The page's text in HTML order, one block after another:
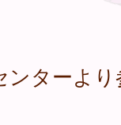
ンターよ